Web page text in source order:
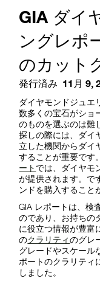
GIA ダイ
ングレポ
のカット
発行済み 11月 9,
ダイヤモンドジュエ
数多くの宝石がショ
のものを選ぶのは難
探しの際には、ダイ
立した機関からダイ
することが重要です
ート では、ダイヤモ
が提供されます。で
ンドを購入すること
GIA レポートは、検
のであり、お持ちの
に役立つ情報が豊富
のクラリティのグレ
グレードやスケール
ポートのクラリティ
しました。